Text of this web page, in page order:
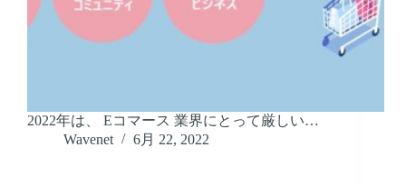
2022年は、 Eコマース 業界にとって厳しい…
Wavenet
6月 22, 2022